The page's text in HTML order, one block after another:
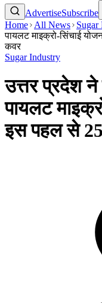
AdvertiseSubscribe
Home
All News Sugar
पायलट माइक्रो-सिंचाई
कवर
Sugar Industry
उत्तर प्रदेश ने
पायलट
इस पहल से